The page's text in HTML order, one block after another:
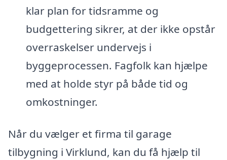
klar plan for tidsramme og
budgettering sikrer, at der ikke opstår
overraskelser undervejs i
byggeprocessen. Fagfolk kan hjælpe
med at holde styr på både tid og
omkostninger.
Når du vælger et firma til garage
tilbygning i Virklund, kan du få hjælp til